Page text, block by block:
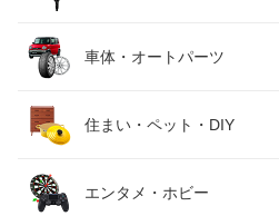
靴
腕時計
ジュエリー・アクセサリー
日本酒・焼酎
TV・オーディオ・カメラ
スマートフォン・タブレット
パソコン・周辺機器
スポーツ・アウトドア
ゴルフ
車体・オートパーツ
車用品・バイク用品
車・バイク
住まい・ペット・DIY
インテリア・寝具・収納
エンタメ・ホビー